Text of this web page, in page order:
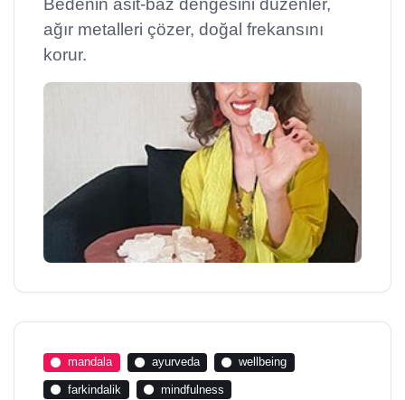
Bedenin asit-baz dengesini düzenler,
ağır metalleri çözer, doğal frekansını
korur.
mandala ayurveda wellbeing
farkindalik mindfulness